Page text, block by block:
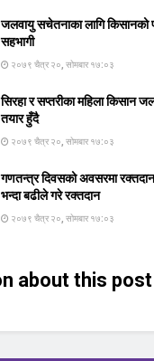
जलवायु सचेतनाका लागि
सहभागी
२०७९ चैत्र २०, सोमबार १७:०३
सिरहा र सप्तरीका महिला किसान
तयार हुँदै
२०७९ चैत्र २०, सोमबार १७:०३
गणतन्त्र दिवसको अवसरमा
भन्दा बढीले गरे रक्तदान
२०७९ चैत्र २०, सोमबार १७:०३
about this post